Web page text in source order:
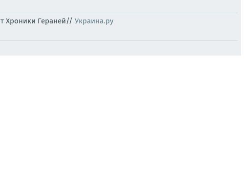
Хроники Гераней// Украина.ру